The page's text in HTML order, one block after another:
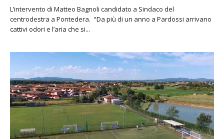
L’intervento di Matteo Bagnoli candidato a Sindaco del
centrodestra a Pontedera. "Da più di un anno a Pardossi arrivano
cattivi odori e l’aria che si...